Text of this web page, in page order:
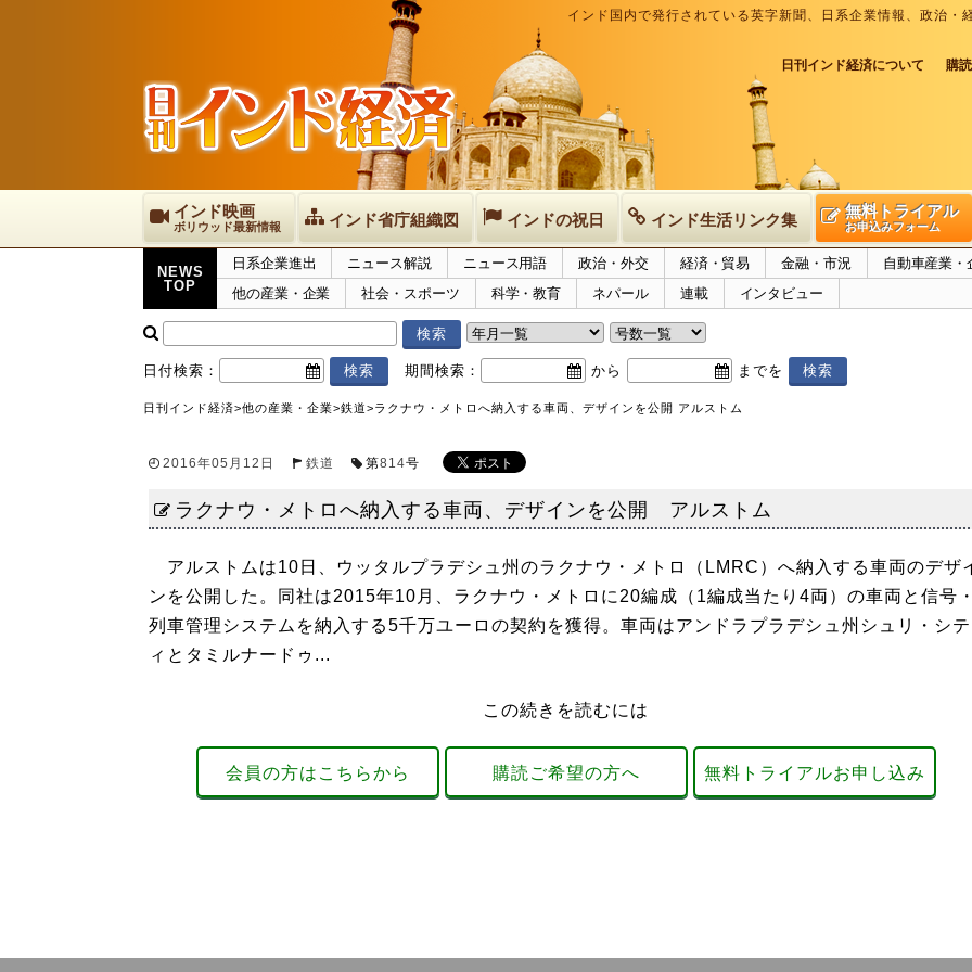
インド国内で発行されている英字新聞、日系企業情報、政治
日刊インド経済について 購
インド映画
ボリウッド最新情報 インド省庁組織図 インドの祝日 インド生活リンク集 無料トライアル
お申込みフォーム
NEWS
TOP
日系企業進出 ニュース解説 ニュース用語 政治・外交 経済・貿易 金融・市況
自動車産業・
他の産業・企業
社会・スポーツ 科学・教育 ネパール 連載 インタビュー
日付検索： 期間検索： から までを
日刊インド経済>他の産業・企業>鉄道>ラクナウ・メトロへ納入する車両、デザインを公開 アルストム
2016年05月12日 鉄道 第814号
ラクナウ・メトロへ納入する車両、デザインを公開 アルストム
アルストムは10日、ウッタルプラデシュ州のラクナウ・メトロ（LMRC）へ納入する車両のデザ
ンを公開した。同社は2015年10月、ラクナウ・メトロに20編成（1編成当たり4両）の車両と信号・
列車管理システムを納入する5千万ユーロの契約を獲得。車両はアンドラプラデシュ州シュリ・シテ
ィとタミルナードゥ...
この続きを読むには
会員の方はこちらから 購読ご希望の方へ 無料トライアルお申し込み